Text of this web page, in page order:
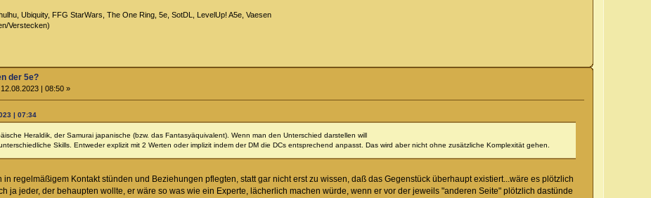
Ubiquity, FFG StarWars, The One Ring, 5e, SotDL, LevelUp! A5e, Vaesen
Verstecken)
der 5e?
12.08.2023 | 08:50 »
| 07:34
Heraldik, der Samurai japanische (bzw. das Fantasyäquivalent). Wenn man den Unterschied darstellen will
Skills. Entweder explizit mit 2 Werten oder implizit indem der DM die DCs entsprechend anpasst. Das wird aber nicht ohne zusätzliche Komplexität gehen.
regelmäßigem Kontakt stünden und Beziehungen pflegten, statt gar nicht erst zu wissen, daß das Gegenstück überhaupt existiert...wäre es plötzlich
ja jeder, der behaupten wollte, er wäre so was wie ein Experte, lächerlich machen würde, wenn er vor der jeweils "anderen Seite" plötzlich dastünde